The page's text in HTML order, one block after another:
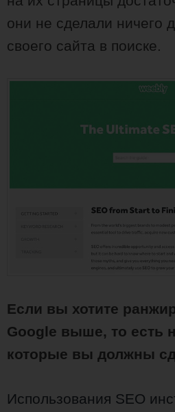
они не сделали ничего
своего сайта в поиске.
Если вы хотите
Google выше, то есть
которые вы должны
Использования SEO